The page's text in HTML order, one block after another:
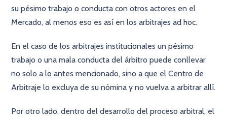
su pésimo trabajo o conducta con otros actores en el
Mercado, al menos eso es así en los arbitrajes ad hoc.
En el caso de los arbitrajes institucionales un pésimo
trabajo o una mala conducta del árbitro puede conllevar
no solo a lo antes mencionado, sino a que el Centro de
Arbitraje lo excluya de su nómina y no vuelva a arbitrar allí.
Por otro lado, dentro del desarrollo del proceso arbitral, el